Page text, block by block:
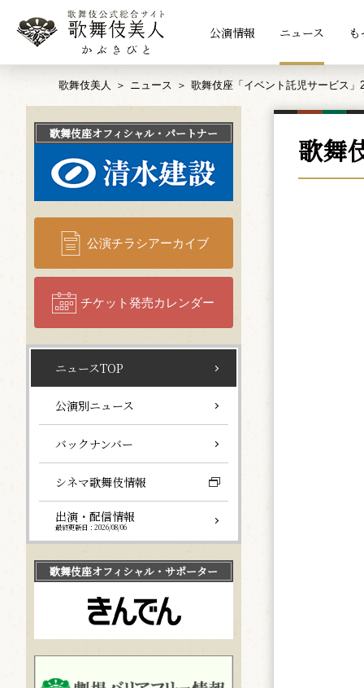
公演情報 ニュース
歌舞伎美人 ニュース 歌舞伎座「イベント託児サービス
歌舞
歌舞伎座オフィシャル・パートナー
公演チラシアーカイブ
チケット発売カレンダー
ニュースTOP
公演別ニュース
バックナンバー
シネマ歌舞伎情報
出演・配信情報
最終更新日：2026/08/06
歌舞伎座オフィシャル・サポーター